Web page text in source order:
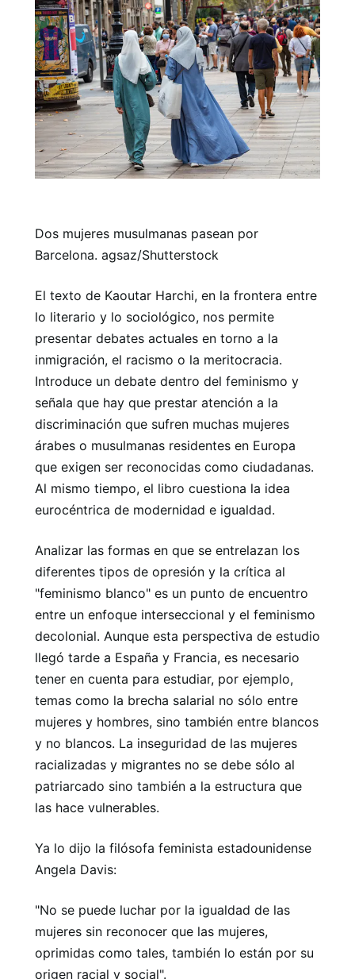
Dos mujeres musulmanas pasean por
Barcelona. agsaz/Shutterstock
El texto de Kaoutar Harchi, en la frontera entre
lo literario y lo sociológico, nos permite
presentar debates actuales en torno a la
inmigración, el racismo o la meritocracia.
Introduce un debate dentro del feminismo y
señala que hay que prestar atención a la
discriminación que sufren muchas mujeres
árabes o musulmanas residentes en Europa
que exigen ser reconocidas como ciudadanas.
Al mismo tiempo, el libro cuestiona la idea
eurocéntrica de modernidad e igualdad.
Analizar las formas en que se entrelazan los
diferentes tipos de opresión y la crítica al
"feminismo blanco" es un punto de encuentro
entre un enfoque interseccional y el feminismo
decolonial. Aunque esta perspectiva de estudio
llegó tarde a España y Francia, es necesario
tener en cuenta para estudiar, por ejemplo,
temas como la brecha salarial no sólo entre
mujeres y hombres, sino también entre blancos
y no blancos. La inseguridad de las mujeres
racializadas y migrantes no se debe sólo al
patriarcado sino también a la estructura que
las hace vulnerables.
Ya lo dijo la filósofa feminista estadounidense
Angela Davis:
"No se puede luchar por la igualdad de las
mujeres sin reconocer que las mujeres,
oprimidas como tales, también lo están por su
origen racial y social".